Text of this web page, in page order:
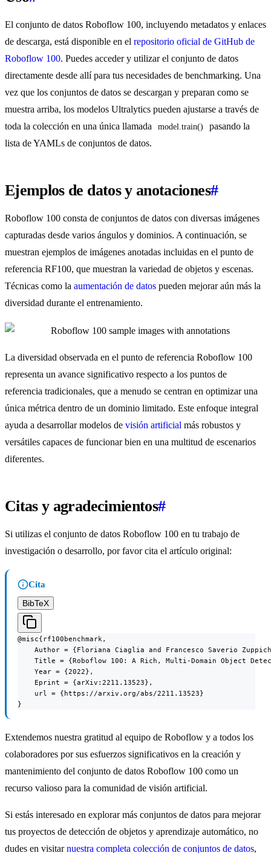
El conjunto de datos Roboflow 100, incluyendo metadatos y enlaces
de descarga, está disponible en el repositorio oficial de GitHub de
Roboflow 100. Puedes acceder y utilizar el conjunto de datos
directamente desde allí para tus necesidades de benchmarking. Una
vez que los conjuntos de datos se descargan y preparan como se
muestra arriba, los modelos Ultralytics pueden ajustarse a través de
toda la colección en una única llamada
model.train()
pasando la
lista de YAMLs de conjuntos de datos.
Ejemplos de datos y anotaciones#
Roboflow 100 consta de conjuntos de datos con diversas imágenes
capturadas desde varios ángulos y dominios. A continuación, se
muestran ejemplos de imágenes anotadas incluidas en el punto de
referencia RF100, que muestran la variedad de objetos y escenas.
Técnicas como la aumentación de datos pueden mejorar aún más la
diversidad durante el entrenamiento.
La diversidad observada en el punto de referencia Roboflow 100
representa un avance significativo respecto a los puntos de
referencia tradicionales, que a menudo se centran en optimizar una
única métrica dentro de un dominio limitado. Este enfoque integral
ayuda a desarrollar modelos de visión artificial más robustos y
versátiles capaces de funcionar bien en una multitud de escenarios
diferentes.
Citas y agradecimientos#
Si utilizas el conjunto de datos Roboflow 100 en tu trabajo de
investigación o desarrollo, por favor cita el artículo original:
Cita
BibTeX
@misc{rf100benchmark,
Author = {Floriana Ciaglia and Francesco Saverio
Title = {Roboflow 100: A Rich, Multi-Domain Object
    Year = {2022},
    Eprint = {arXiv:2211.13523},
    url = {https://arxiv.org/abs/2211.13523}
}
Extendemos nuestra gratitud al equipo de Roboflow y a todos los
colaboradores por sus esfuerzos significativos en la creación y
mantenimiento del conjunto de datos Roboflow 100 como un
recurso valioso para la comunidad de visión artificial.
Si estás interesado en explorar más conjuntos de datos para mejorar
tus proyectos de detección de objetos y aprendizaje automático, no
dudes en visitarnuestra completa colección de conjuntos de datos,